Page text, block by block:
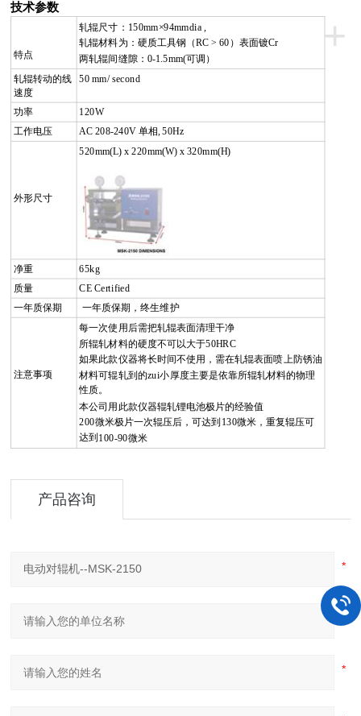
技术参数
+
特点
轧辊尺寸：150mm×94mmdia
轧辊材料为：硬质工具钢（RC > 60 ）表面镀Cr
两轧辊间缝隙：0-1.5mm(可调）
轧辊转动的线
速度
50 mm/ second
功率 120W
工作电压 AC 208-240V单相, 50Hz
外形尺寸
520mm(L) x 220mm(W) x 320mm(H)
净重
65kg
质量
CE Certified
一年质保期
一年质保期，终生维护
注意事项
每一次使用后需把轧辊表面清理干净
所辊轧材料的硬度不可以大于50HRC
如果此款仪器将长时间不使用，需在轧辊表面喷上防锈油
材料可辊轧到的zui小厚度主要是依靠所辊轧材料的物理
性质。
本公司用此款仪器辊轧锂电池极片的经验值
200微米极片一次辊压后，可达到 130微米，重复辊压可
达到100-90微米
产品咨询